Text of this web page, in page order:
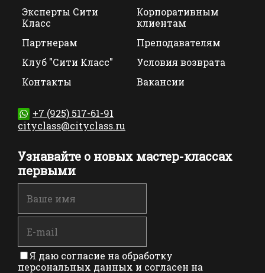
Эксперты Сити
Класс
Корпоративным
клиентам
Партнерам
Преподавателям
Клуб "Сити Класс"
Условия возврата
Контакты
Вакансии
+7 (925) 517-61-91
cityclass@cityclass.ru
Узнавайте о новых мастер-классах
первыми
Я даю согласие на обработку
персональных данных и согласен на